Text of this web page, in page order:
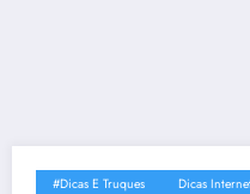
#Dicas E Truques Dicas